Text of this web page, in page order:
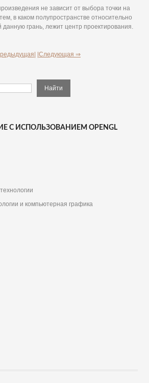
не зависит от выбора точки на
в каком полупространстве относительно
грань, лежит центр проектирования.
|Следующая ⇒
С ИСПОЛЬЗОВАНИЕМ OPENGL
и компьютерная графика